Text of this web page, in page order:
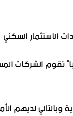
الاستثمار السكني
تقوم الشركات
لديهم